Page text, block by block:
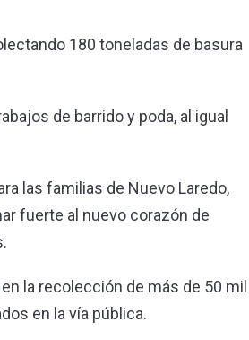
180 toneladas de basura
de barrido y poda, al igual
las familias de Nuevo Laredo,
fuerte al nuevo corazón de
la recolección de más de 50 mil
en la vía pública.